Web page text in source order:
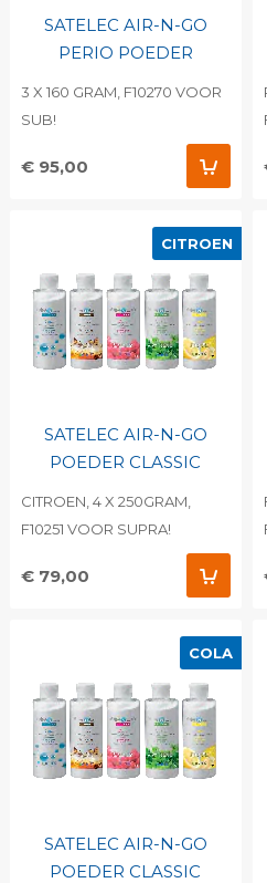
SATELEC AIR-N-GO
PERIO POEDER
3 X 160 GRAM, F10270 VOOR
SUB!
€ 95,00
CITROEN
SATELEC AIR-N-GO
POEDER CLASSIC
CITROEN, 4 X 250GRAM,
F10251 VOOR SUPRA!
€ 79,00
COLA
SATELEC AIR-N-GO
POEDER CLASSIC